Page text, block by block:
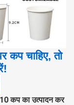
कप चाहिए, तो
कप का उत्पादन कर